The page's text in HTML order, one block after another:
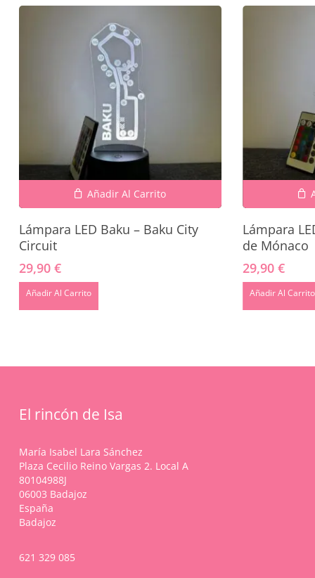
Añadir Al Carrito
Lámpara LED Baku – Baku City
Circuit
29,90 €
Añadir Al Carrito
Lámpara
de Mónaco
29,90€
Añadir Al Carrito
El rincón de Isa
María Isabel Lara Sánchez
Plaza Cecilio Reino Vargas 2. Local A
80104988J
06003 Badajoz
España
Badajoz
621 329 085